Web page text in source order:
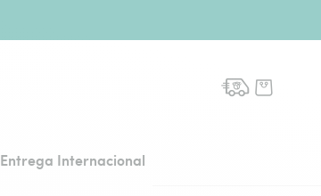
Entrega Internacional